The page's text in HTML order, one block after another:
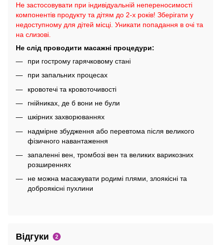
Не застосовувати при індивідуальній непереносимості
компонентів продукту та дітям до 2-х років! Зберігати у
недоступному для дітей місці. Уникати попадання в очі та
на слизові.
Не слід проводити масажні процедури:
при гострому гарячковому стані
при запальних процесах
кровотечі та кровоточивості
гнійниках, де б вони не були
шкірних захворюваннях
надмірне збудження або перевтома після великого
фізичного навантаження
запаленні вен, тромбозі вен та великих варикозних
розширеннях
не можна масажувати родимі плями, злоякісні та
доброякісні пухлини
Відгуки 2